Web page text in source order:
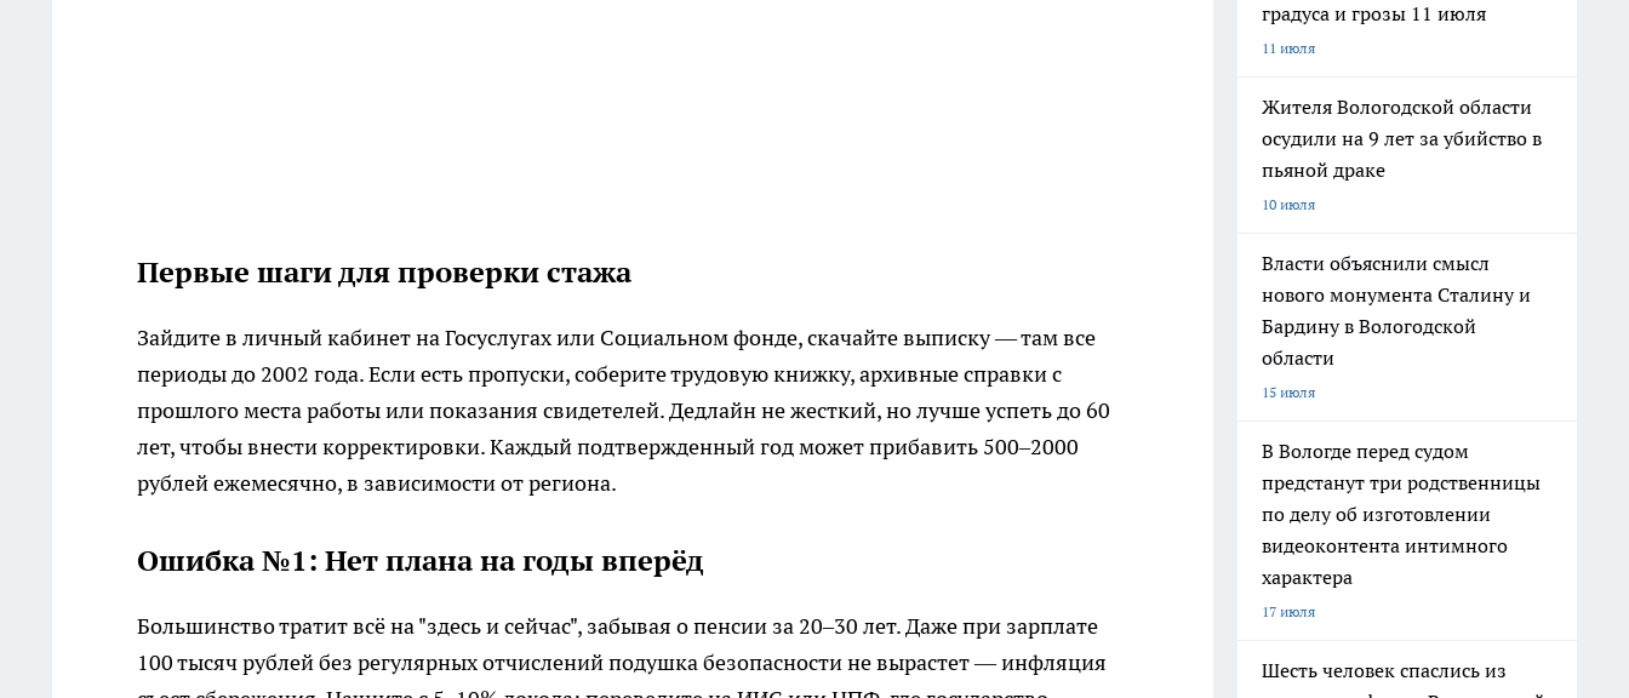
Первые шаги для проверки стажа
Зайдите в личный кабинет на Госуслугах или Социальном фонде, скачайте выписку — там все
периоды до 2002 года. Если есть пропуски, соберите трудовую книжку, архивные справки с
прошлого места работы или показания свидетелей. Дедлайн не жесткий, но лучше успеть до 60
лет, чтобы внести корректировки. Каждый подтвержденный год может прибавить 500–2000
рублей ежемесячно, в зависимости от региона.
Ошибка №1: Нет плана на годы вперёд
Большинство тратит всё на "здесь и сейчас", забывая о пенсии за 20–30 лет. Даже при зарплате
100 тысяч рублей без регулярных отчислений подушка безопасности не вырастет — инфляция
градуса и грозы 11 июля
11 июля
Жителя Вологодской области
осудили на 9 лет за убийство в
пьяной драке
10 июля
Власти объяснили смысл
нового монумента Сталину и
Бардину в Вологодской
области
15 июля
В Вологде перед судом
предстанут три родственницы
по делу об изготовлении
видеоконтента интимного
характера
17 июля
Шесть человек спаслись из